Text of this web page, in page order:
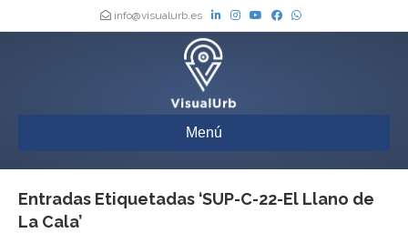
info@visualurb.es
Menú
Entradas Etiquetadas ‘SUP-C-22-El Llano de
La Cala’